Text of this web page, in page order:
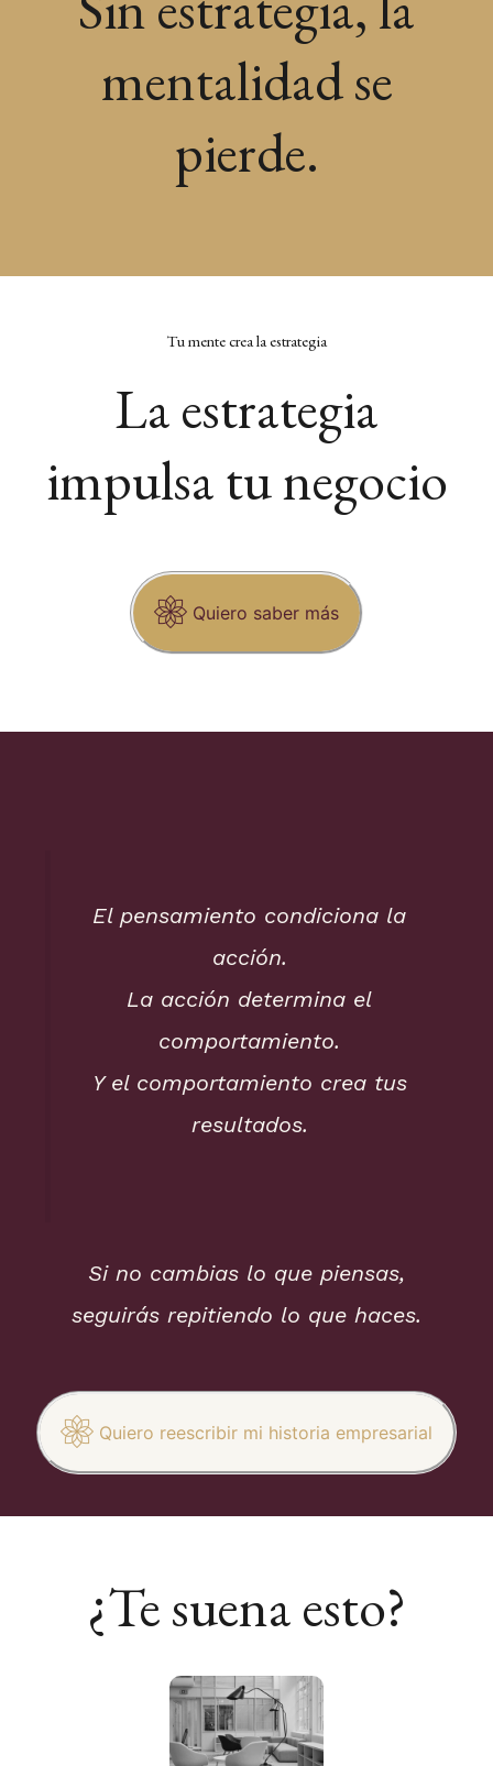
mentalidad se
pierde.
Tu mente crea la estrategia
La estrategia
impulsa tu negocio
Quiero saber más
El pensamiento condiciona la
acción.
La acción determina el
comportamiento.
Y el comportamiento crea tus
resultados.
Si no cambias lo que piensas,
seguirás repitiendo lo que haces.
Quiero reescribir mi historia empresarial
¿Te suena esto?